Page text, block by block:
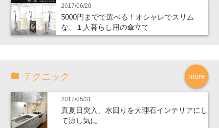
2017/06/20
5000円までで選べる！オシャレでスリム
な、１人暮らし用の傘立て
more
テクニック
2017/05/31
真夏日突入、水回りを大理石インテリアにし
て涼し気に